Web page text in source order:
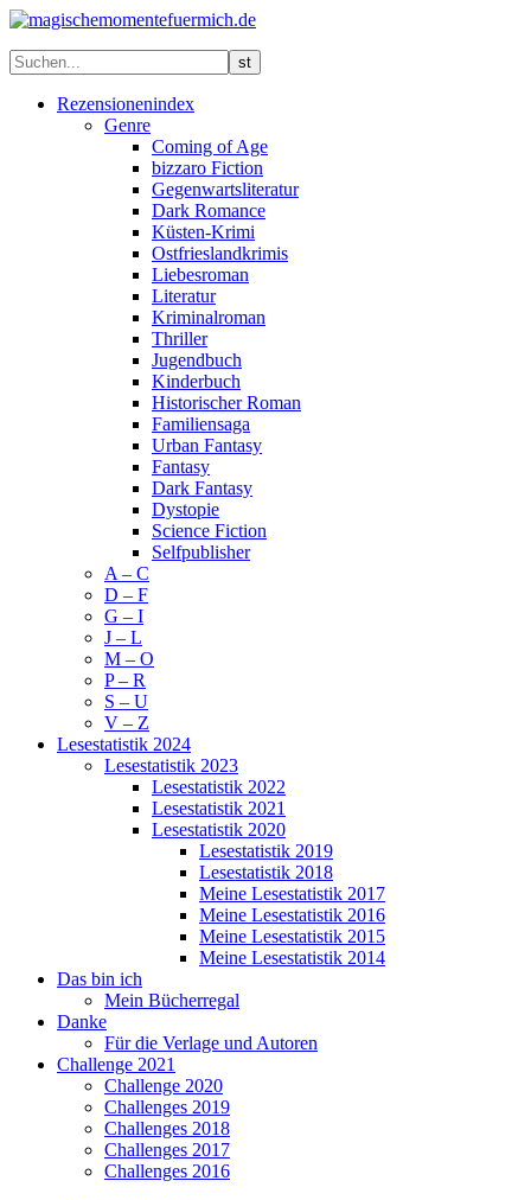
Rezensionenindex
Genre
Coming of Age
bizzaro Fiction
Gegenwartsliteratur
Dark Romance
Küsten-Krimi
Ostfrieslandkrimis
Liebesroman
Literatur
Kriminalroman
Thriller
Jugendbuch
Kinderbuch
Historischer Roman
Familiensaga
Urban Fantasy
Fantasy
Dark Fantasy
Dystopie
Science Fiction
Selfpublisher
A – C
D – F
G – I
J – L
M – O
P – R
S – U
V – Z
Lesestatistik 2024
Lesestatistik 2023
Lesestatistik 2022
Lesestatistik 2021
Lesestatistik 2020
Lesestatistik 2019
Lesestatistik 2018
Meine Lesestatistik 2017
Meine Lesestatistik 2016
Meine Lesestatistik 2015
Meine Lesestatistik 2014
Das bin ich
Mein Bücherregal
Danke
Für die Verlage und Autoren
Challenge 2021
Challenge 2020
Challenges 2019
Challenges 2018
Challenges 2017
Challenges 2016